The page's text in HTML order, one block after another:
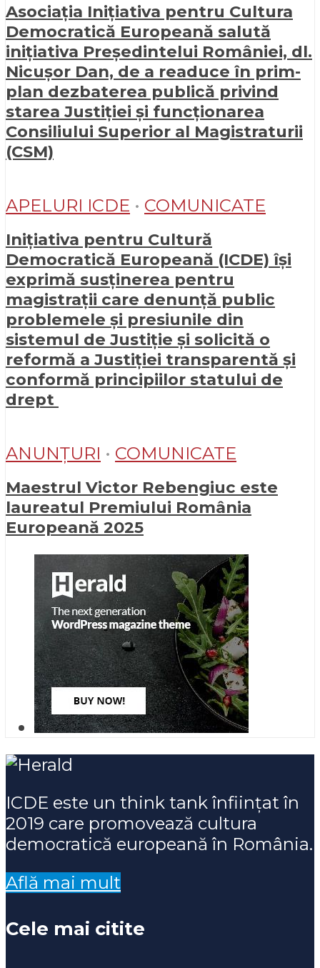
Asociația Inițiativa pentru Cultura
Democratică Europeană salută
inițiativa Președintelui României, dl.
Nicușor Dan, de a readuce în prim-
plan dezbaterea publică privind
starea Justiției și funcționarea
Consiliului Superior al Magistraturii
(CSM)
APELURI ICDE • COMUNICATE
Inițiativa pentru Cultură
Democratică Europeană (ICDE) își
exprimă susținerea pentru
magistrații care denunță public
problemele și presiunile din
sistemul de Justiție și solicită o
reformă a Justiției transparentă și
conformă principiilor statului de
drept
ANUNȚURI • COMUNICATE
Maestrul Victor Rebengiuc este
laureatul Premiului România
Europeană 2025
ICDE este un think tank înființat în
2019 care promovează cultura
democratică europeană în România.
Află mai mult
Cele mai citite